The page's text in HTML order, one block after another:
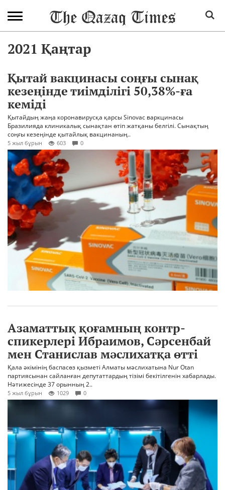
2021 Қаңтар
Қытай вакцинасы соңғы сынақ
кезеңінде тиімділігі 50,38%-ға
кеміді
Қытайдың жаңа коронавирусқа қарсы Sinovac варкцинасы
Бразилияда клиникалық сынақтан өтіп жатқаны белгілі. Сынақтың
соңғы кезеңінде қытайлық вакцинаның..
5 жыл бұрын 603 0
Азаматтық қоғамның контр-
спикерлері Ибраимов, Сәрсенбай
мен Станислав мәслихатқа өтті
Қала әкімінің баспасөз қызметі Алматы мәслихатына Nur Otan
партиясынан сайланған депутаттардың тізімі бекітілгенін хабарлады.
Нәтижесінде 37 орынның 2..
5 жыл бұрын 1029 0